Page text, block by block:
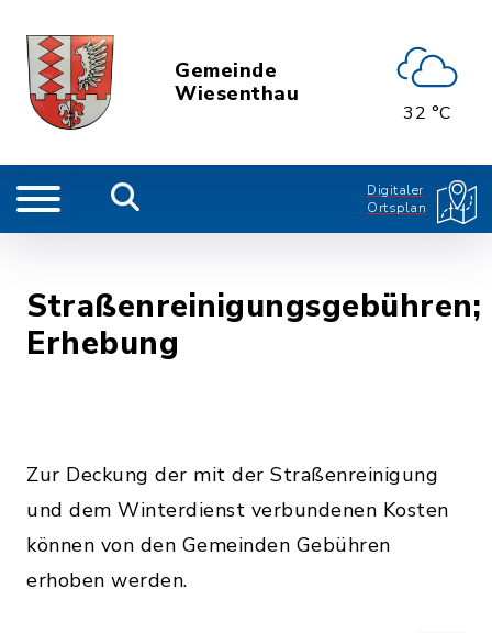
Gemeinde
Wiesenthau
32 °C
Digitaler
Ortsplan
Straßenreinigungsgebühren;
Erhebung
Zur Deckung der mit der Straßenreinigung
und dem Winterdienst verbundenen Kosten
können von den Gemeinden Gebühren
erhoben werden.